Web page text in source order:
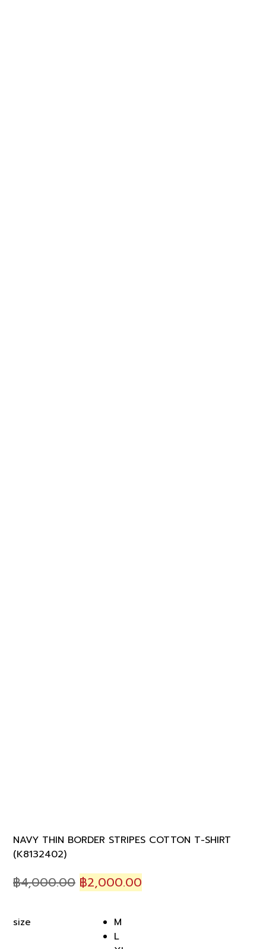
NAVY THIN BORDER STRIPES COTTON T-SHIRT
(K8132402)
฿4,000.00 Original
฿4,000.00.
฿2,000.00
size
M
L